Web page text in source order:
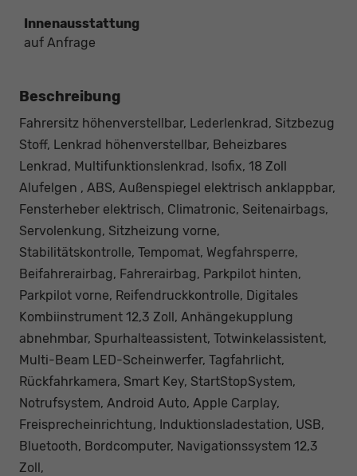
Innenausstattung
auf Anfrage
Beschreibung
Fahrersitz höhenverstellbar, Lederlenkrad, Sitzbezug
Stoff, Lenkrad höhenverstellbar, Beheizbares
Lenkrad, Multifunktionslenkrad, Isofix, 18 Zoll
Alufelgen , ABS, Außenspiegel elektrisch anklappbar,
Fensterheber elektrisch, Climatronic, Seitenairbags,
Servolenkung, Sitzheizung vorne,
Stabilitätskontrolle, Tempomat, Wegfahrsperre,
Beifahrerairbag, Fahrerairbag, Parkpilot hinten,
Parkpilot vorne, Reifendruckkontrolle, Digitales
Kombiinstrument 12,3 Zoll, Anhängekupplung
abnehmbar, Spurhalteassistent, Totwinkelassistent,
Multi-Beam LED-Scheinwerfer, Tagfahrlicht,
Rückfahrkamera, Smart Key, StartStopSystem,
Notrufsystem, Android Auto, Apple Carplay,
Freisprecheinrichtung, Induktionsladestation, USB,
Bluetooth, Bordcomputer, Navigationssystem 12,3
Zoll,